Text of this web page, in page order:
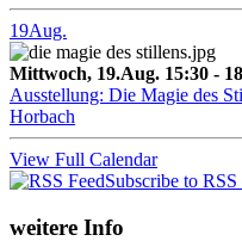
19Aug.
Mittwoch, 19.Aug. 15:30 -
Ausstellung: Die Magie des
Horbach
View Full Calendar
Subscribe to RSS
weitere Info